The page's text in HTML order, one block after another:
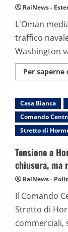
RaiNews -
L'Oman
traffico
Washington
Per saperne
Casa Bianca
Comando
Stretto di
Tensione a
chiusura, ma
RaiNews -
Il Comando
Stretto di
commerciali,